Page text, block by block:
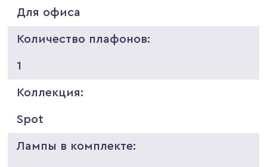
Для офиса
Количество плафонов:
1
Коллекция:
Spot
Лампы в комплекте: